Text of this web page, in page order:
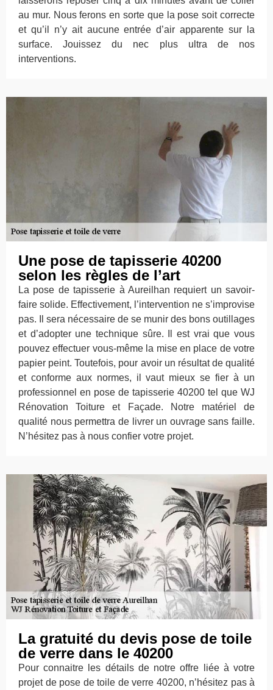
au mur. Nous ferons en sorte que la pose soit correcte
et qu’il n’y ait aucune entrée d’air apparente sur la
surface. Jouissez du nec plus ultra de nos
interventions.
Une pose de tapisserie 40200
selon les règles de l’art
La pose de tapisserie à Aureilhan requiert un savoir-
faire solide. Effectivement, l’intervention ne s’improvise
pas. Il sera nécessaire de se munir des bons outillages
et d’adopter une technique sûre. Il est vrai que vous
pouvez effectuer vous-même la mise en place de votre
papier peint. Toutefois, pour avoir un résultat de qualité
et conforme aux normes, il vaut mieux se fier à un
professionnel en pose de tapisserie 40200 tel que WJ
Rénovation Toiture et Façade. Notre matériel de
qualité nous permettra de livrer un ouvrage sans faille.
N’hésitez pas à nous confier votre projet.
La gratuité du devis pose de toile
de verre dans le 40200
Pour connaitre les détails de notre offre liée à votre
projet de pose de toile de verre 40200, n’hésitez pas à